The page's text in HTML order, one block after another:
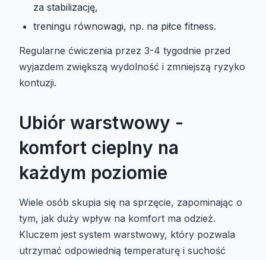
za stabilizację,
treningu równowagi, np. na piłce fitness.
Regularne ćwiczenia przez 3-4 tygodnie przed
wyjazdem zwiększą wydolność i zmniejszą ryzyko
kontuzji.
Ubiór warstwowy -
komfort cieplny na
każdym poziomie
Wiele osób skupia się na sprzęcie, zapominając o
tym, jak duży wpływ na komfort ma odzież.
Kluczem jest system warstwowy, który pozwala
utrzymać odpowiednią temperaturę i suchość